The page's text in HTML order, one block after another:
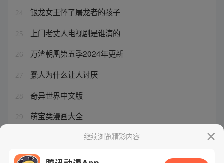
24 银龙女王怀了屠龙者的孩子
25 上门老丈人电视剧是谁演的
26 万渣朝凰第五季2024年更新
27 蠢人为什么让人讨厌
28 奇异世界中文版
29 萌宝类漫画大全
权御三国的最新资讯继续浏览精彩内容